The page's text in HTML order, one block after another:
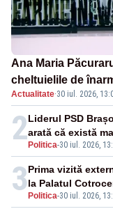
Ana Maria
cheltuielile de
achiziții și un
Actualitate·30 iul. 2026,
2 Politica-30 iul. 2026,
Liderul PSD
arată că există
3 Politica-30 iul. 2026,
Prima vizită
la Palatul